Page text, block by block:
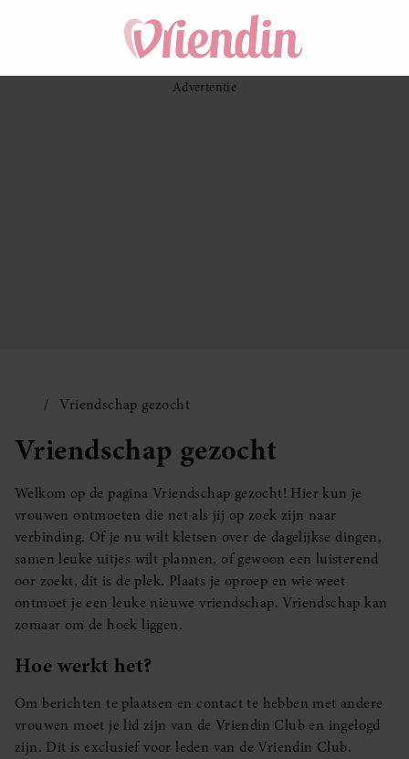
Vriendschap gezocht
Vriendschap gezocht
Welkom op de pagina Vriendschap gezocht! Hier kun je
vrouwen ontmoeten die net als jij op zoek zijn naar
verbinding. Of je nu wilt kletsen over de dagelijkse dingen,
samen leuke uitjes wilt plannen, of gewoon een luisterend
oor zoekt, dit is de plek. Plaats je oproep en wie weet
ontmoet je een leuke nieuwe vriendschap. Vriendschap kan
zomaar om de hoek liggen.
Hoe werkt het?
Om berichten te plaatsen en contact te hebben met andere
vrouwen moet je lid zijn van de Vriendin Club en ingelogd
zijn. Dit is exclusief voor leden van de Vriendin Club.